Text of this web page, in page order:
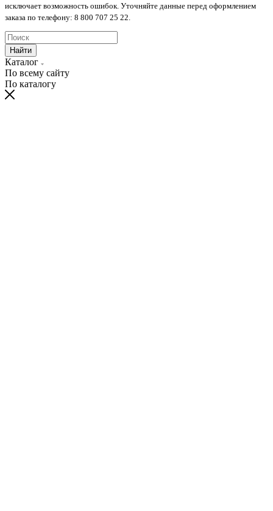
исключает возможность ошибок. Уточняйте данные перед оформлением
заказа по телефону: 8 800 707 25 22.
Найти
Каталог
По всему сайту
По каталогу